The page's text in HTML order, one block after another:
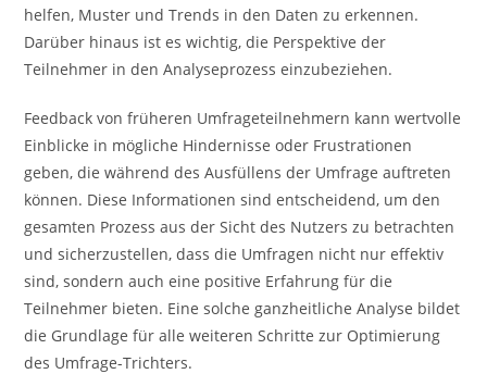
helfen, Muster und Trends in den Daten zu erkennen.
Darüber hinaus ist es wichtig, die Perspektive der
Teilnehmer in den Analyseprozess einzubeziehen.
Feedback von früheren Umfrageteilnehmern kann wertvolle
Einblicke in mögliche Hindernisse oder Frustrationen
geben, die während des Ausfüllens der Umfrage auftreten
können. Diese Informationen sind entscheidend, um den
gesamten Prozess aus der Sicht des Nutzers zu betrachten
und sicherzustellen, dass die Umfragen nicht nur effektiv
sind, sondern auch eine positive Erfahrung für die
Teilnehmer bieten. Eine solche ganzheitliche Analyse bildet
die Grundlage für alle weiteren Schritte zur Optimierung
des Umfrage-Trichters.